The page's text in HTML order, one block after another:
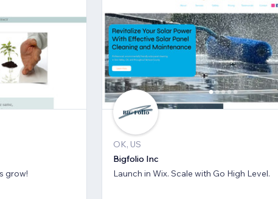
grow!
OK, US
Bigfolio Inc
Launch in Wix. Scale with Go High Level.